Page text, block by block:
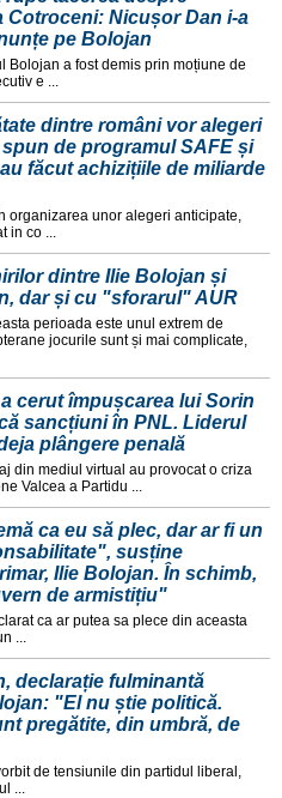
Cotroceni: Nicușor Dan i-a
pe Bolojan
Bolojan a fost demis prin moțiune de
e ...
dintre români vor alegeri
de programul SAFE și
făcut achizițiile de miliarde
organizarea unor alegeri anticipate,
in co ...
dintre Ilie Bolojan și
dar și cu "sforarul" AUR
perioada este unul extrem de
jocurile sunt și mai complicate,
cerut împușcarea lui Sorin
sancțiuni în PNL. Liderul
plângere penală
din mediul virtual au provocat o criza
Valcea a Partidu ...
ca eu să plec, dar ar fi un
susține
Ilie Bolojan. În schimb,
de armistițiu"
ca ar putea sa plece din aceasta
...
declarație fulminantă
"El nu știe politică.
pregătite, din umbră, de
de tensiunile din partidul liberal,
...